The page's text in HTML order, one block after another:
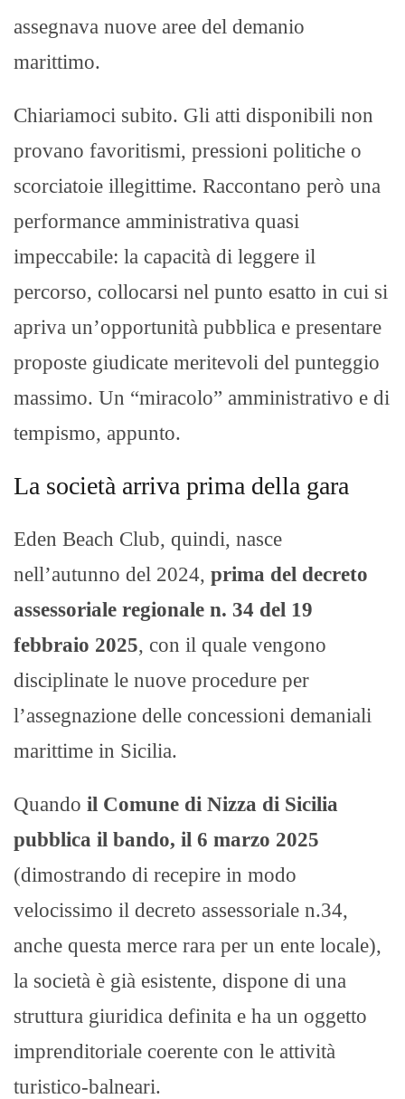
assegnava nuove aree del demanio
marittimo.
Chiariamoci subito. Gli atti disponibili non
provano favoritismi, pressioni politiche o
scorciatoie illegittime. Raccontano però una
performance amministrativa quasi
impeccabile: la capacità di leggere il
percorso, collocarsi nel punto esatto in cui si
apriva un’opportunità pubblica e presentare
proposte giudicate meritevoli del punteggio
massimo. Un “miracolo” amministrativo e di
tempismo, appunto.
La società arriva prima della gara
Eden Beach Club, quindi, nasce
nell’autunno del 2024, prima del decreto
assessoriale regionale n. 34 del 19
febbraio 2025, con il quale vengono
disciplinate le nuove procedure per
l’assegnazione delle concessioni demaniali
marittime in Sicilia.
Quando il Comune di Nizza di Sicilia
pubblica il bando, il 6 marzo 2025
(dimostrando di recepire in modo
velocissimo il decreto assessoriale n.34,
anche questa merce rara per un ente locale),
la società è già esistente, dispone di una
struttura giuridica definita e ha un oggetto
imprenditoriale coerente con le attività
turistico-balneari.